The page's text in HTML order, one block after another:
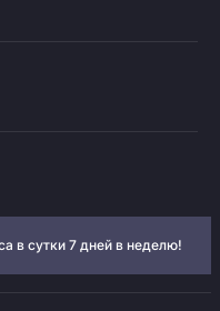
в сутки 7 дней в неделю!